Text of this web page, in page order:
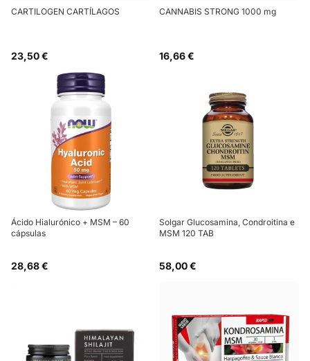
CARTILOGEN CARTÍLAGOS
23,50 €
CANNABIS STRONG 1000 mg
16,66 €
Ácido Hialurónico + MSM – 60
cápsulas
28,68 €
Solgar Glucosamina, Condroitina e
MSM 120 TAB
58,00 €